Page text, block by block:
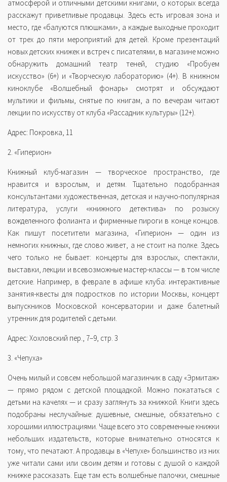
атмосферой и отличными детскими книгами, о которых всегда
расскажут приветливые продавцы. Здесь есть игровая зона и
место, где «балуются плюшками», а каждые выходные проходит
от трех до пяти мероприятий для детей. Кроме презентаций
новых детских книжек и встреч с писателями, в магазине можно
обнаружить домашний театр теней, студию «Пробуем
искусство» (6+) и «Творческую лабораторию» (4+). В книжном
киноклубе «Волшебный фонарь» смотрят и обсуждают
мультики и фильмы, снятые по книгам, а по вечерам читают
лекции по искусству от клуба «Рассадник культуры» (12+).
Адрес: Покровка, 11
2. «Гиперион»
Книжный клуб-магазин — творческое пространство, где
нравится и взрослым, и детям. Тщательно подобранная
консультантами художественная, детская и научно-популярная
литература, услуги «книжного детектива» по розыску
вожделенного фолианта и фирменные пироги в конце концов.
Как пишут посетители магазина, «Гиперион» — один из
немногих книжных, где слово живет, а не стоит на полке. Здесь
чего только не бывает: концерты для взрослых, спектакли,
выставки, лекции и всевозможные мастер-классы — в том числе
детские. Например, в феврале в афише клуба: интерактивные
занятия-квесты для подростков по истории Москвы, концерт
выпускников Московской консерватории и даже балетный
утренник для родителей с детьми.
Адрес: Хохловский пер., 7–9, стр. 3
3. «Чепуха»
Очень милый и совсем небольшой магазинчик в саду «Эрмитаж»
— прямо рядом с детской площадкой. Можно покататься с
детьми на качелях — и сразу заглянуть за книжкой. Книги здесь
подобраны неслучайные: душевные, смешные, обязательно с
хорошими иллюстрациями. Чаще всего это современные книжки
небольших издательств, которые внимательно относятся к
тому, что печатают. А продавцы в «Чепухе» большинство из них
уже читали сами или своим детям и готовы с душой о каждой
книжке рассказать. Еще там есть волшебные палочки, смешные